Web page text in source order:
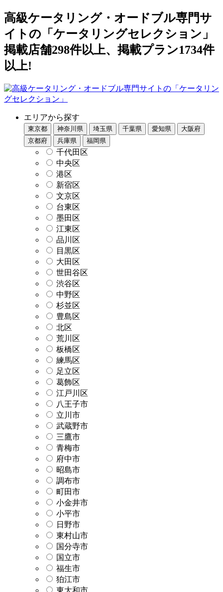
高級ケータリング・オードブル専門サ
イトの「ケータリングセレクション」
掲載店舗298件以上、掲載プラン1734件
以上!
エリアから探す
東京都 神奈川県 埼玉県 千葉県 愛知県
大阪府
京都府
兵庫県 福岡県
千代田区
中央区
港区
新宿区
文京区
台東区
墨田区
江東区
品川区
目黒区
大田区
世田谷区
渋谷区
中野区
杉並区
豊島区
北区
荒川区
板橋区
練馬区
足立区
葛飾区
江戸川区
八王子市
立川市
武蔵野市
三鷹市
青梅市
府中市
昭島市
調布市
町田市
小金井市
小平市
日野市
東村山市
国分寺市
国立市
福生市
狛江市
東大和市